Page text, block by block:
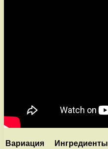
Вариация Ингредиенты